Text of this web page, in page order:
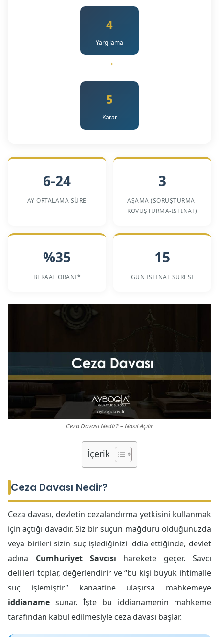
4
Yargılama
→
5
Karar
6-24
AY ORTALAMA SÜRE
3
AŞAMA (SORUŞTURMA-
KOVUŞTURMA-İSTINAF)
%35
BERAAT ORANI*
15
GÜN İSTINAF SÜRESI
Ceza Davası Nedir? – Nasıl Açılır
İçerik
Ceza Davası Nedir?
Ceza davası, devletin cezalandırma yetkisini kullanmak
için açtığı davadır. Siz bir suçun mağduru olduğunuzda
veya birileri sizin suç işlediğinizi iddia ettiğinde, devlet
adına Cumhuriyet Savcısı harekete geçer. Savcı
delilleri toplar, değerlendirir ve “bu kişi büyük ihtimalle
suç işlemiştir” kanaatine ulaşırsa mahkemeye
iddianame sunar. İşte bu iddianamenin mahkeme
tarafından kabul edilmesiyle ceza davası başlar.